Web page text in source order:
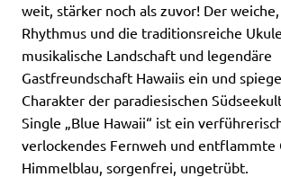
weit, stärker noch als zuvor! Der
Rhythmus und die traditionsreiche
musikalische Landschaft und legendäre
Gastfreundschaft Hawaiis ein und
Charakter der paradiesischen
Single „Blue Hawaii“ ist ein
verlockendes Fernweh und entflammte
Himmelblau, sorgenfrei, ungetrübt.